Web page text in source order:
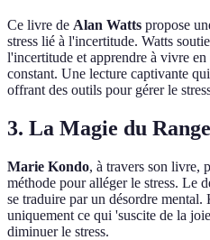
Ce livre de Alan Watts propose
stress lié à l'incertitude. Watts
l'incertitude et apprendre à vivre
constant. Une lecture captivante
offrant des outils pour gérer le
3. La Magie du
Marie Kondo, à travers son livre,
méthode pour alléger le stress. Le
se traduire par un désordre
uniquement ce qui 'suscite de la
diminuer le stress.